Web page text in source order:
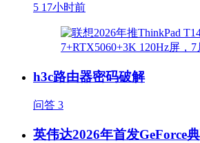
5 17小时前
h3c路由器密码破解
问答 3
英伟达2026年首发GeForce